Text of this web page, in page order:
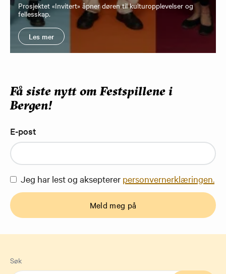
Prosjektet «Invitert» åpner døren til kulturopplevelser og
fellesskap.
Les mer
Få siste nytt om Festspillene i
Bergen!
E-post
Jeg har lest og aksepterer personvernerklæringen.
Meld meg på
Søk